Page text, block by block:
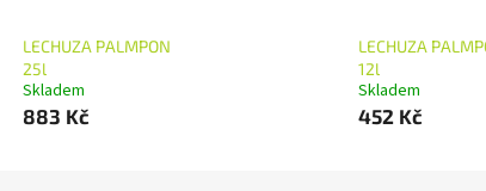
LECHUZA PALMPON
25l
Skladem
883 Kč
LECHUZA
12l
Skladem
452 Kč